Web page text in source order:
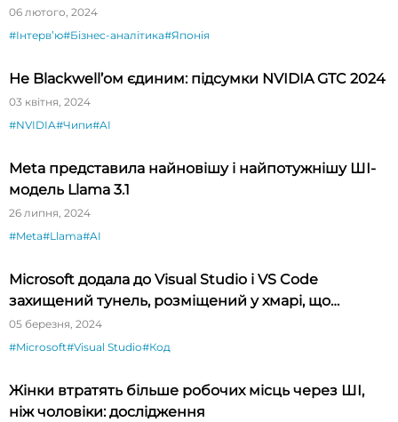
будете вражені»
06 лютого, 2024
#Інтервʼю#Бізнес-аналітика#Японія
Не Blackwell’ом єдиним: підсумки NVIDIA GTC 2024
03 квітня, 2024
#NVIDIA#Чипи#AI
Meta представила найновішу і найпотужнішу ШІ-
модель Llama 3.1
26 липня, 2024
#Meta#Llama#AI
Microsoft додала до Visual Studio і VS Code
захищений тунель, розміщений у хмарі, що
спрощує тестування API
05 березня, 2024
#Microsoft#Visual Studio#Код
Жінки втратять більше робочих місць через ШІ,
ніж чоловіки: дослідження